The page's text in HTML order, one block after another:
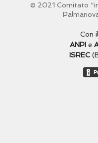
© 2021 Comitato
Con
ANPIe
ISREC